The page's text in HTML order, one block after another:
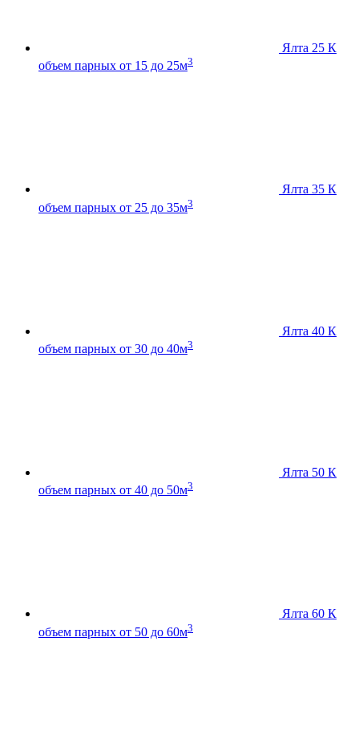
Ялта 25 К
объем парных от 15 до 25м3
Ялта 35 К
объем парных от 25 до 35м3
Ялта 40 К
объем парных от 30 до 40м3
Ялта 50 К
объем парных от 40 до 50м3
Ялта 60 К
объем парных от 50 до 60м3